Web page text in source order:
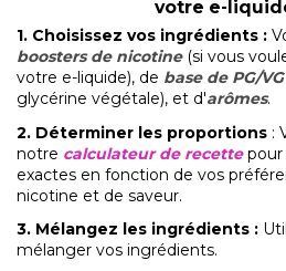
votre e-
1. Choisissez vos ingrédients :
boosters de nicotine(si vous
votre e-liquide), de base de PG/VG
glycérine végétale), et d'arômes.
2. Déterminer les proportions :
notre calculateur de recette
exactes en fonction de vos
nicotine et de saveur.
3. Mélangez les ingrédients :
mélanger vos ingrédients.